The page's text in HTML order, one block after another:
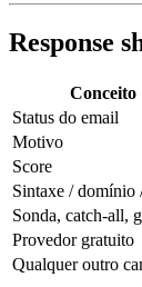
Response
Conceito
Status do email
Motivo
Score
Sintaxe / domínio
Sonda, catch-all,
Provedor gratuito
Qualquer outro